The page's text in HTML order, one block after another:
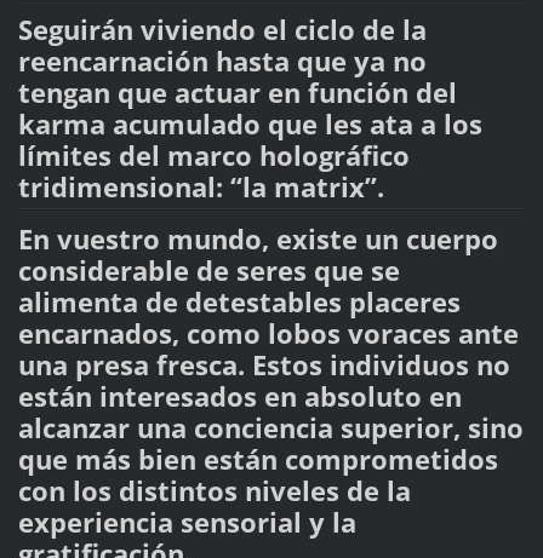
Seguirán viviendo el ciclo de la
reencarnación hasta que ya no
tengan que actuar en función del
karma acumulado que les ata a los
límites del marco holográfico
tridimensional: “la matrix”.
En vuestro mundo, existe un cuerpo
considerable de seres que se
alimenta de detestables placeres
encarnados, como lobos voraces ante
una presa fresca. Estos individuos no
están interesados en absoluto en
alcanzar una conciencia superior, sino
que más bien están comprometidos
con los distintos niveles de la
experiencia sensorial y la